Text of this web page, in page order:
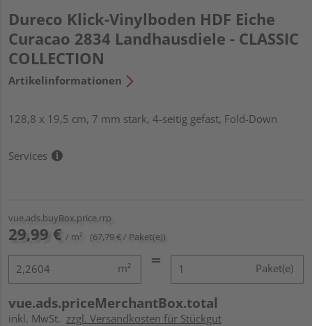
Dureco Klick-Vinylboden HDF Eiche
Curacao 2834 Landhausdiele - CLASSIC
COLLECTION
Artikelinformationen
128,8 x 19,5 cm, 7 mm stark, 4-seitig gefast, Fold-Down
Services
vue.ads.buyBox.price.rrp
29,99 € / m² (67,79 € / Paket(e))
m² Paket(e)
vue.ads.priceMerchantBox.total
inkl. MwSt. zzgl. Versandkosten für Stückgut